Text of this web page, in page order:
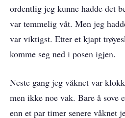
ordentlig jeg kunne hadde det
var temmelig våt. Men jeg
var viktigst. Etter et kjapt
komme seg ned i posen igjen.
Neste gang jeg våknet var
men ikke noe vak. Bare å
enn et par timer senere våknet